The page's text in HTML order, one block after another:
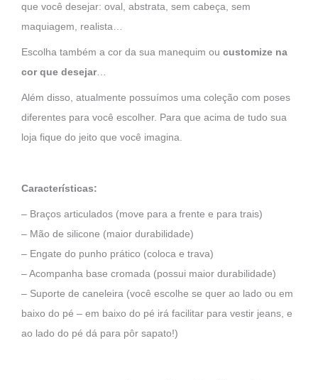
que você desejar: oval, abstrata, sem cabeça, sem
maquiagem, realista…
Escolha também a cor da sua manequim ou customize na
cor que desejar…
Além disso, atualmente possuímos uma coleção com poses
diferentes para você escolher. Para que acima de tudo sua
loja fique do jeito que você imagina.
Características:
– Braços articulados (move para a frente e para trais)
– Mão de silicone (maior durabilidade)
– Engate do punho prático (coloca e trava)
– Acompanha base cromada (possui maior durabilidade)
– Suporte de caneleira (você escolhe se quer ao lado ou em
baixo do pé – em baixo do pé irá facilitar para vestir jeans, e
ao lado do pé dá para pôr sapato!)